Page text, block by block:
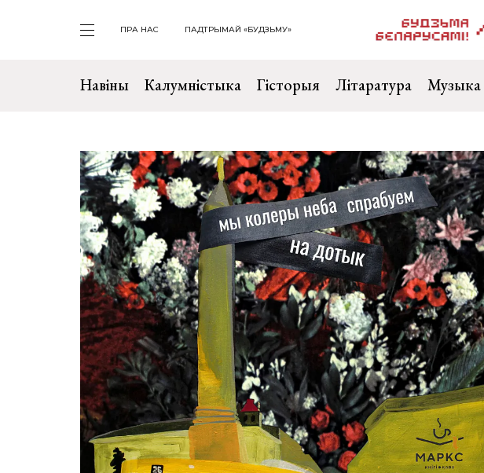
ПРА НАС ПАДТРЫМАЙ «БУДЗЬМУ»
Навіны Калумністыка Гісторыя Літаратура Музыка